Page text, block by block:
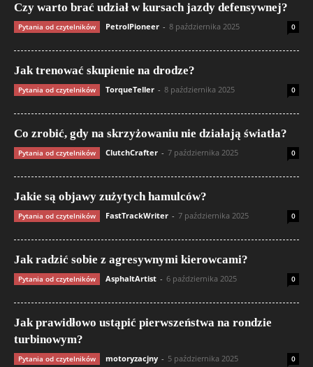
Czy warto brać udział w kursach jazdy defensywnej?
Pytania od czytelników PetrolPioneer - 8 października 2025 0
Jak trenować skupienie na drodze?
Pytania od czytelników TorqueTeller - 8 października 2025 0
Co zrobić, gdy na skrzyżowaniu nie działają światła?
Pytania od czytelników ClutchCrafter - 7 października 2025 0
Jakie są objawy zużytych hamulców?
Pytania od czytelników FastTrackWriter - 7 października 2025 0
Jak radzić sobie z agresywnymi kierowcami?
Pytania od czytelników AsphaltArtist - 6 października 2025 0
Jak prawidłowo ustąpić pierwszeństwa na rondzie
turbinowym?
Pytania od czytelników motoryzacjny - 5 października 2025 0